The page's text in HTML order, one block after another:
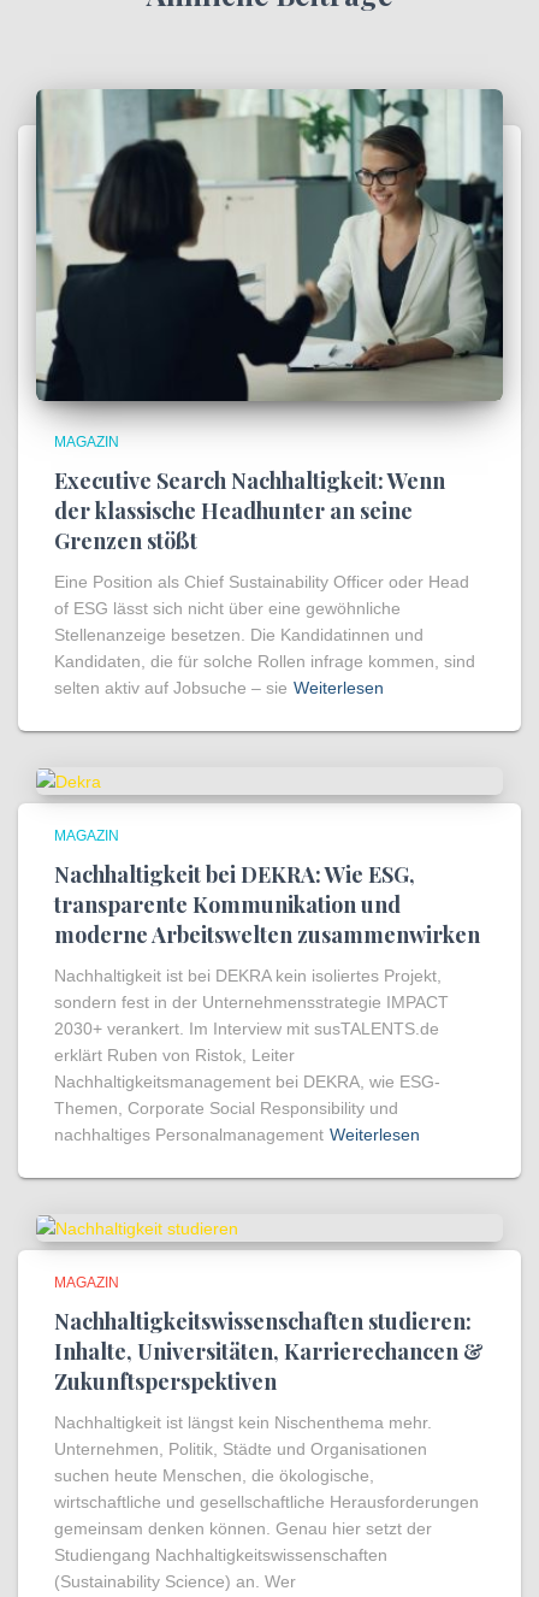
MAGAZIN
Executive Search Nachhaltigkeit: Wenn
der klassische Headhunter an seine
Grenzen stößt
Eine Position als Chief Sustainability Officer oder Head
of ESG lässt sich nicht über eine gewöhnliche
Stellenanzeige besetzen. Die Kandidatinnen und
Kandidaten, die für solche Rollen infrage kommen, sind
selten aktiv auf Jobsuche – sie Weiterlesen
MAGAZIN
Nachhaltigkeit bei DEKRA: Wie ESG,
transparente Kommunikation und
moderne Arbeitswelten zusammenwirken
Nachhaltigkeit ist bei DEKRA kein isoliertes Projekt,
sondern fest in der Unternehmensstrategie IMPACT
2030+ verankert. Im Interview mit susTALENTS.de
erklärt Ruben von Ristok, Leiter
Nachhaltigkeitsmanagement bei DEKRA, wie ESG-
Themen, Corporate Social Responsibility und
nachhaltiges Personalmanagement Weiterlesen
MAGAZIN
Nachhaltigkeitswissenschaften studieren:
Inhalte, Universitäten, Karrierechancen &
Zukunftsperspektiven
Nachhaltigkeit ist längst kein Nischenthema mehr.
Unternehmen, Politik, Städte und Organisationen
suchen heute Menschen, die ökologische,
wirtschaftliche und gesellschaftliche Herausforderungen
gemeinsam denken können. Genau hier setzt der
Studiengang Nachhaltigkeitswissenschaften
(Sustainability Science) an. Wer